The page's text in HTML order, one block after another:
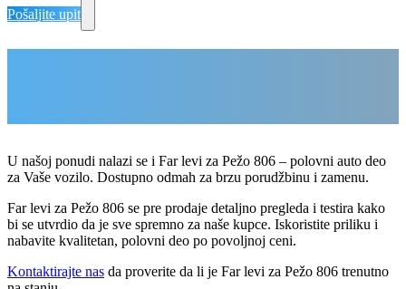
Pošaljite upit
U našoj ponudi nalazi se i Far levi za Pežo 806 – polovni auto deo
za Vaše vozilo. Dostupno odmah za brzu porudžbinu i zamenu.
Far levi za Pežo 806 se pre prodaje detaljno pregleda i testira kako
bi se utvrdio da je sve spremno za naše kupce. Iskoristite priliku i
nabavite kvalitetan, polovni deo po povoljnoj ceni.
Kontaktirajte nas da proverite da li je Far levi za Pežo 806 trenutno